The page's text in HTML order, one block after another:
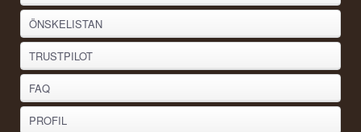
ÖNSKELISTAN
TRUSTPILOT
FAQ
PROFIL